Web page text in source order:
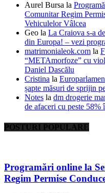
Aurel Bursa la
Comunitar Regim
Vehiculelor Vâlcea
Geo la La Craiova s-a
din Europa! – vezi
matrimonialeok.com la
“METAmorfoze” cu
Daniel Dascălu
Cristina la
șapte măsuri de sprijin
Notes la dm drogerie
de afaceri cu peste
POSTURI POPULARE
Programări online la
Regim Permise